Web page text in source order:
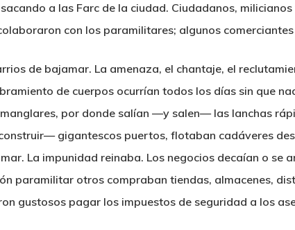
a las Farc de la ciudad. Ciudadanos,
con los paramilitares; algunos
de bajamar. La amenaza, el chantaje, el
de cuerpos ocurrían todos los días sin que
por donde salían —y salen— las lanchas
gigantescos puertos, flotaban cadáveres
La impunidad reinaba. Los negocios decaían o se
paramilitar otros compraban tiendas, almacenes,
gustosos pagar los impuestos de seguridad a los